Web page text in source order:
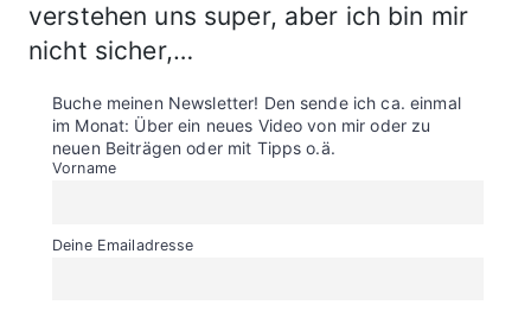
verstehen uns super, aber ich bin mir
nicht sicher,…
Buche meinen Newsletter! Den sende ich ca. einmal
im Monat: Über ein neues Video von mir oder zu
neuen Beiträgen oder mit Tipps o.ä.
Vorname
Deine Emailadresse